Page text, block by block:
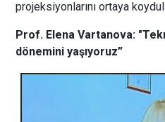
projeksiyonlarını ortaya
Prof. Elena Vartanova:
dönemini yaşıyoruz”